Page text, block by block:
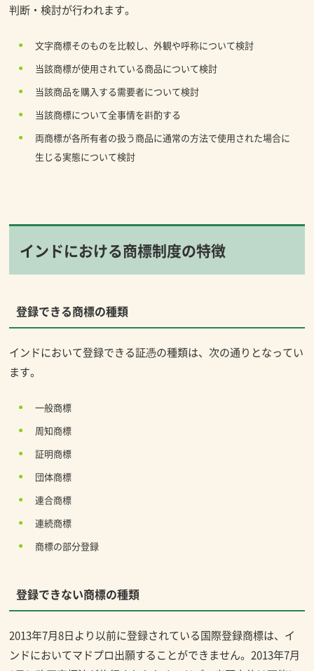
判断・検討が行われます。
文字商標そのものを比較し、外観や呼称について検討
当該商標が使用されている商品について検討
当該商品を購入する需要者について検討
当該商標について全事情を斟酌する
両商標が各所有者の扱う商品に通常の方法で使用された場合に
生じる実態について検討
インドにおける商標制度の特徴
登録できる商標の種類
インドにおいて登録できる証憑の種類は、次の通りとなってい
ます。
一般商標
周知商標
証明商標
団体商標
連合商標
連続商標
商標の部分登録
登録できない商標の種類
2013年7月8日より以前に登録されている国際登録商標は、イ
ンドにおいてマドプロ出願することができません。2013年7月